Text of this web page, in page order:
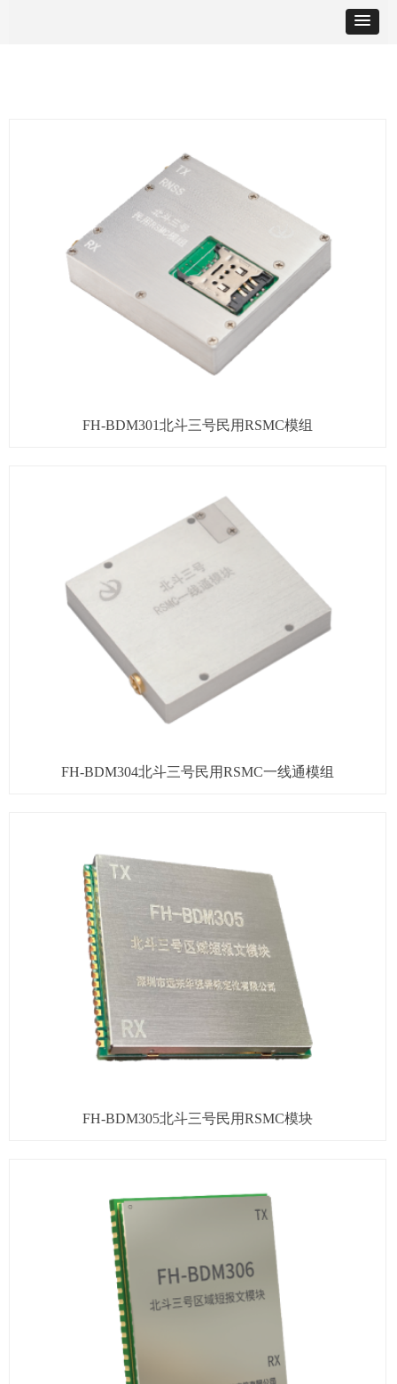
FH-BDM301北斗三号民用RSMC模组
FH-BDM304北斗三号民用RSMC一线通模组
FH-BDM305北斗三号民用RSMC模块